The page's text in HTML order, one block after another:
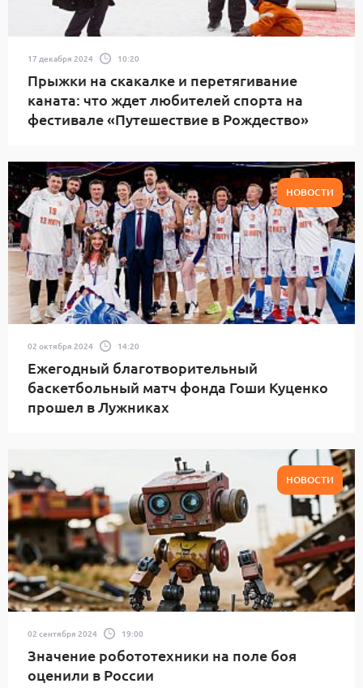
17 декабря 2024 10:20
Прыжки на скакалке и перетягивание
каната: что ждет любителей спорта на
фестивале «Путешествие в Рождество»
НОВОСТИ
02 октября 2024 14:20
Ежегодный благотворительный
баскетбольный матч фонда Гоши Куценко
прошел в Лужниках
НОВОСТИ
02 сентября 2024 19:00
Значение робототехники на поле боя
оценили в России